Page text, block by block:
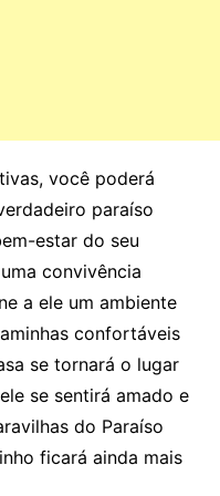
você poderá
paraíso
estar do seu
convivência
a ele um ambiente
confortáveis
se tornará o lugar
se sentirá amado e
do Paraíso
ficará ainda mais